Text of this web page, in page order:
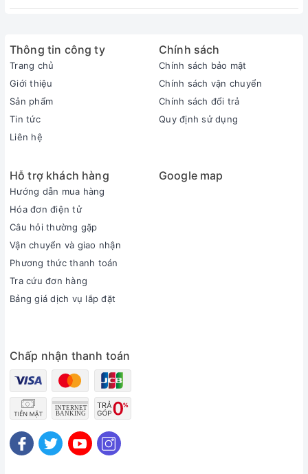
Thông tin công ty
Trang chủ
Giới thiệu
Sản phẩm
Tin tức
Liên hệ
Chính sách
Chính sách bảo mật
Chính sách vận chuyển
Chính sách đổi trả
Quy định sử dụng
Hỗ trợ khách hàng
Hướng dẫn mua hàng
Hóa đơn điện tử
Câu hỏi thường gặp
Vận chuyển và giao nhận
Phương thức thanh toán
Tra cứu đơn hàng
Bảng giá dịch vụ lắp đặt
Google map
Chấp nhận thanh toán